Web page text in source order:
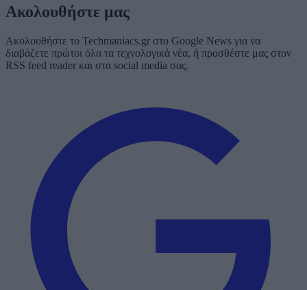
Ακολουθήστε μας
Ακολουθήστε το Techmaniacs.gr στο Google News για να
διαβάζετε πρώτοι όλα τα τεχνολογικά νέα, ή προσθέστε μας στον
RSS feed reader και στα social media σας.